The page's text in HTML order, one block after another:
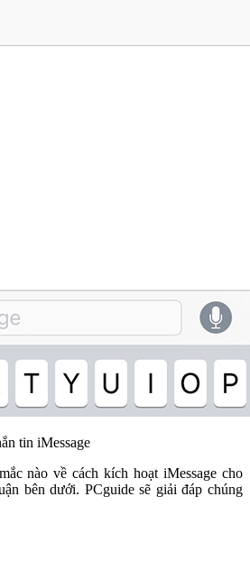
tin iMessage
nào về cách kích hoạt iMessage cho
bên dưới. PCguide sẽ giải đáp chúng